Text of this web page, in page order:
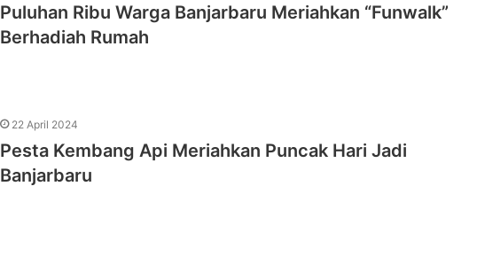
Puluhan Ribu Warga Banjarbaru Meriahkan “Funwalk”
Berhadiah Rumah
22 April 2024
Pesta Kembang Api Meriahkan Puncak Hari Jadi
Banjarbaru